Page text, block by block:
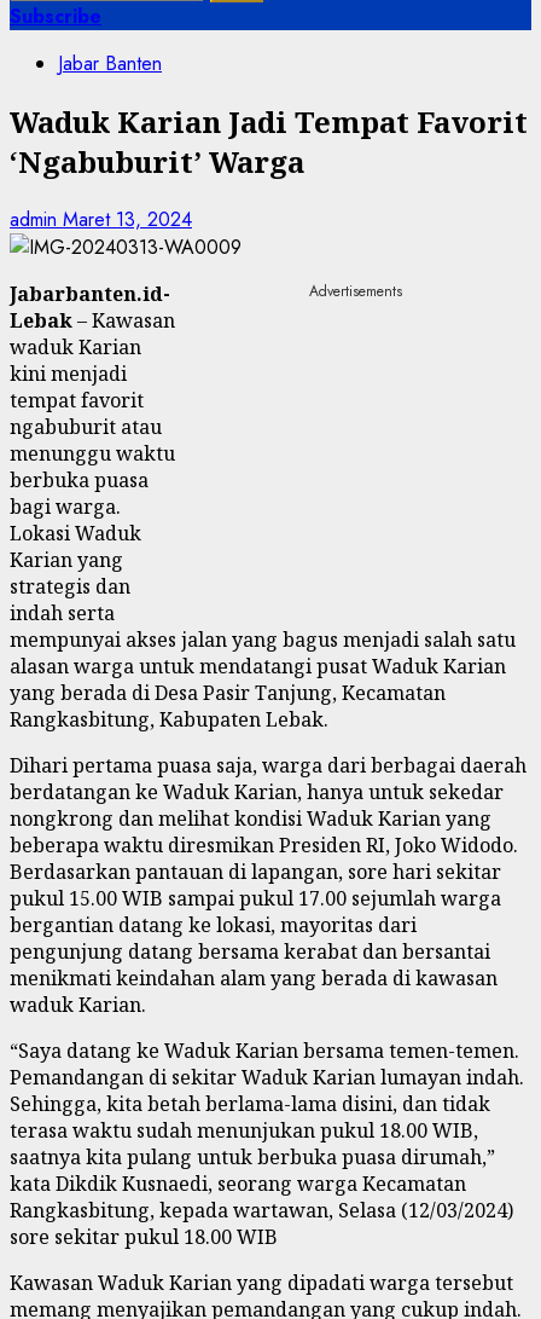
untuk:
Subscribe
Jabar Banten
Waduk Karian Jadi Tempat Favorit
‘Ngabuburit’ Warga
admin Maret 13, 2024
Advertisements
Jabarbanten.id-
Lebak– Kawasan
waduk Karian
kini menjadi
tempat favorit
ngabuburit atau
menunggu waktu
berbuka puasa
bagi warga.
Lokasi Waduk
Karian yang
strategis dan
indah serta
mempunyai akses jalan yang bagus menjadi salah satu
alasan warga untuk mendatangi pusat Waduk Karian
yang berada di Desa Pasir Tanjung, Kecamatan
Rangkasbitung, Kabupaten Lebak.
Dihari pertama puasa saja, warga dari berbagai daerah
berdatangan ke Waduk Karian, hanya untuk sekedar
nongkrong dan melihat kondisi Waduk Karian yang
beberapa waktu diresmikan Presiden RI, Joko Widodo.
Berdasarkan pantauan di lapangan, sore hari sekitar
pukul 15.00 WIB sampai pukul 17.00 sejumlah warga
bergantian datang ke lokasi, mayoritas dari
pengunjung datang bersama kerabat dan bersantai
menikmati keindahan alam yang berada di kawasan
waduk Karian.
“Saya datang ke Waduk Karian bersama temen-temen.
Pemandangan di sekitar Waduk Karian lumayan indah.
Sehingga, kita betah berlama-lama disini, dan tidak
terasa waktu sudah menunjukan pukul 18.00 WIB,
saatnya kita pulang untuk berbuka puasa dirumah,”
kata Dikdik Kusnaedi, seorang warga Kecamatan
Rangkasbitung, kepada wartawan, Selasa (12/03/2024)
sore sekitar pukul 18.00 WIB
Kawasan Waduk Karian yang dipadati warga tersebut
memang menyajikan pemandangan yang cukup indah.